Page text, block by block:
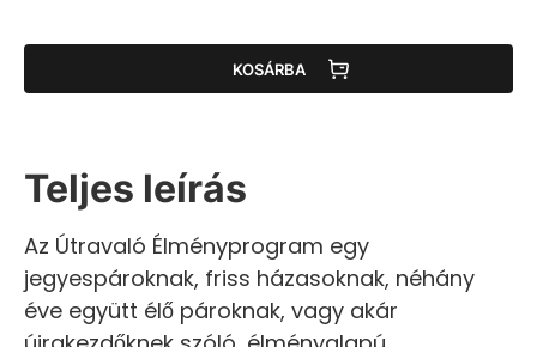
KOSÁRBA
Teljes leírás
Az Útravaló Élményprogram egy
jegyespároknak, friss házasoknak, néhány
éve együtt élő pároknak, vagy akár